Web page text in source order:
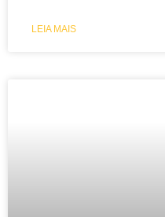
LEIA MAIS